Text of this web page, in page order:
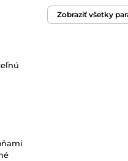
Originálny obal/
Zobraziť všetky